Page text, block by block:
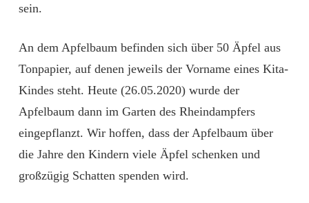
sein.
An dem Apfelbaum befinden sich über 50 Äpfel aus
Tonpapier, auf denen jeweils der Vorname eines Kita-
Kindes steht. Heute (26.05.2020) wurde der
Apfelbaum dann im Garten des Rheindampfers
eingepflanzt. Wir hoffen, dass der Apfelbaum über
die Jahre den Kindern viele Äpfel schenken und
großzügig Schatten spenden wird.